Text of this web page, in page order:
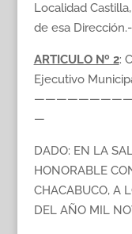
Localidad
de esa Dirección.-
ARTICULO Nº 2:
Ejecutivo
—
DADO: EN LA
HONORABLE
CHACABUCO, A
DEL AÑO MIL